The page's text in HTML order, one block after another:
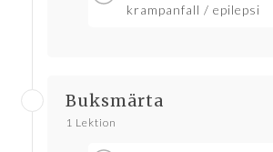
krampanfall / epilepsi
Buksmärta
1 Lektion